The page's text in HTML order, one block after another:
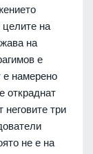
на
на
е
е намерено
откраднат
неговите три
не е на